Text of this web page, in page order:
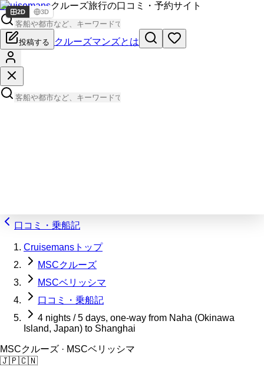
Cruisemansクルーズ旅行の口コミ・予約サイト
投稿する クルーズマンズとは
口コミ・乗船記
Cruisemansトップ
MSCクルーズ
MSCベリッシマ
口コミ・乗船記
4 nights / 5 days, one-way from Naha (Okinawa
Island, Japan) to Shanghai
MSCクルーズ · MSCベリッシマ
🇯🇵🇨🇳
2D 3D